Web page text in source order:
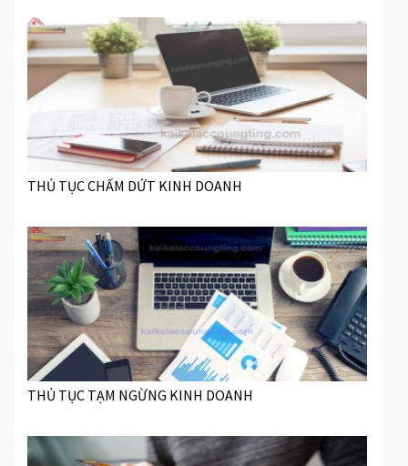
THỦ TỤC CHẤM DỨT KINH DOANH
THỦ TỤC TẠM NGỪNG KINH DOANH